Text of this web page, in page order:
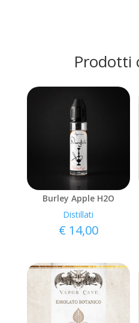
Prodotti
Burley Apple H2O
Distillati
€ 14,00